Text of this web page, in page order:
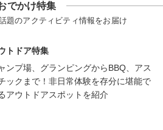
でかけ特集
題のアクティビティ情報をお届け
トドア特集
ンプ場、グランピングからBBQ、アス
ックまで！非日常体験を存分に堪能で
アウトドアスポットを紹介